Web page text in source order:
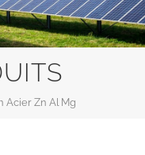
Acier Zn Al Mg